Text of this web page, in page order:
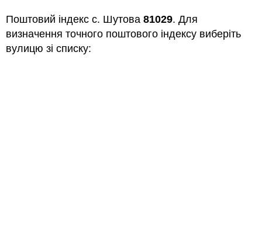
Поштовий індекс с. Шутова 81029. Для
визначення точного поштового індексу виберіть
вулицю зі списку: